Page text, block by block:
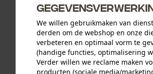
We willen gebruikmaken van
derden om de webshop en onze
verbeteren en optimaal vorm te
(handige functies, optimalisering
Verder willen we reclame maken
producten (sociale media/